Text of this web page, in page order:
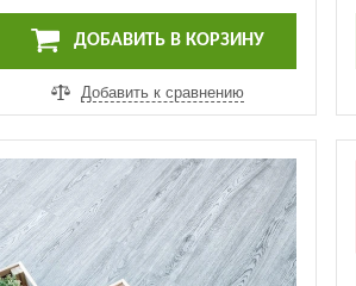
ДОБАВИТЬ В КОРЗИНУ
Добавить к сравнению